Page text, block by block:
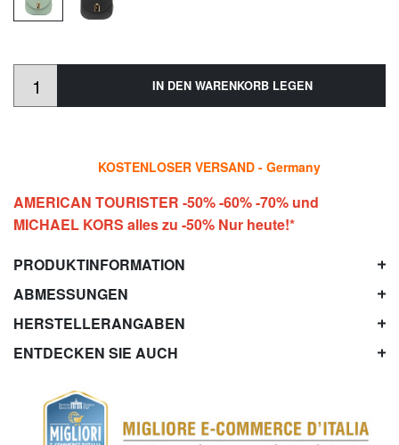
IN DEN WARENKORB LEGEN
KOSTENLOSER VERSAND - Germany
AMERICAN TOURISTER -50% -60% -70% und
MICHAEL KORS alles zu -50% Nur heute!*
PRODUKTINFORMATION
ABMESSUNGEN
HERSTELLERANGABEN
ENTDECKEN SIE AUCH